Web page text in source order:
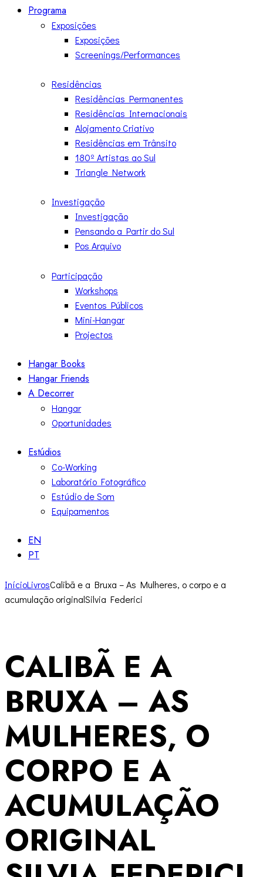
Programa
Exposições
Exposições
Screenings/Performances
Residências
Residências Permanentes
Residências Internacionais
Alojamento Criativo
Residências em Trânsito
180º Artistas ao Sul
Triangle Network
Investigação
Investigação
Pensando a Partir do Sul
Pos Arquivo
Participação
Workshops
Eventos Públicos
Mini-Hangar
Projectos
Hangar Books
Hangar Friends
A Decorrer
Hangar
Oportunidades
Estúdios
Co-Working
Laboratório Fotográfico
Estúdio de Som
Equipamentos
EN
PT
InícioLivrosCalibã e a Bruxa – As Mulheres, o corpo e a
acumulação originalSilvia Federici
CALIBÃ E A
BRUXA – AS
MULHERES, O
CORPO E A
ACUMULAÇÃO
ORIGINAL